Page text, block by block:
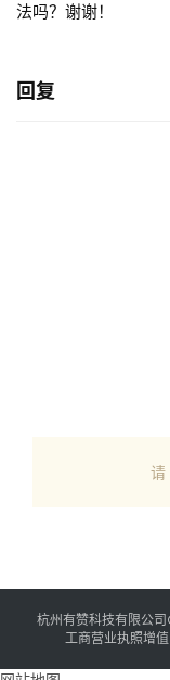
法吗？谢谢！
回复
请
杭州有赞科技有限公
工商营业执照增